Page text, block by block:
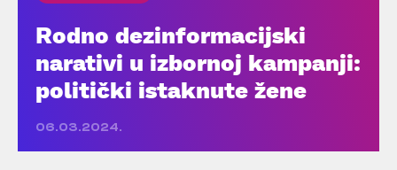
Rodno dezinformacijski
narativi u izbornoj kampanji:
politički istaknute žene
06.03.2024.